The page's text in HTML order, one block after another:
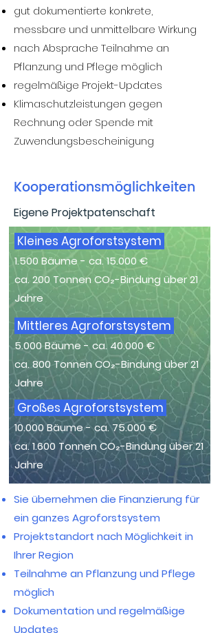
gut dokumentierte konkrete,
messbare und unmittelbare Wirkung
nach Absprache Teilnahme an
Pflanzung und Pflege möglich
regelmäßige Projekt-Updates
Klimaschutzleistungen gegen
Rechnung oder Spende mit
Zuwendungsbescheinigung
Kooperationsmöglichkeiten
Eigene Projektpatenschaft
Kleines Agroforstsystem
1.500 Bäume - ca. 15.000 €
ca. 200 Tonnen CO₂-Bindung über 21
Jahre
Mittleres Agroforstsystem
5.000 Bäume - ca. 40.000 €
ca. 800 Tonnen CO₂-Bindung über 21
Jahre
Großes Agroforstsystem
10.000 Bäume - ca. 75.000 €
ca. 1.600 Tonnen CO₂-Bindung über 21
Jahre
Sie übernehmen die Finanzierung für
ein ganzes Agroforstsystem
Projektstandort nach Möglichkeit in
Ihrer Region
Teilnahme an Pflanzung und Pflege
möglich
Dokumentation und regelmäßige
Updates